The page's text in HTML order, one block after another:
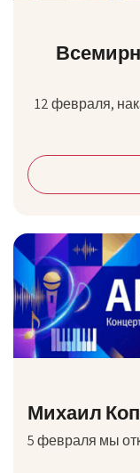
12 февраля,
Михаил
5 февраля мы